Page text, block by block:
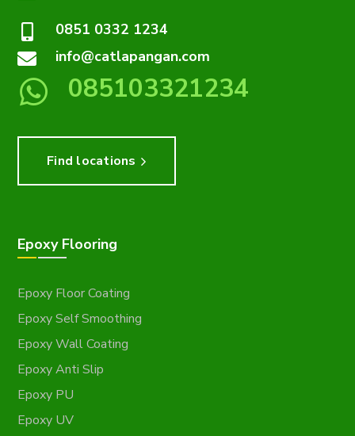
0851 0332 1234
info@catlapangan.com
085103321234
Find locations
Epoxy Flooring
Epoxy Floor Coating
Epoxy Self Smoothing
Epoxy Wall Coating
Epoxy Anti Slip
Epoxy PU
Epoxy UV